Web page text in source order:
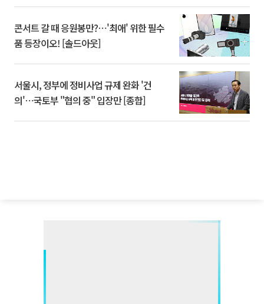
콘서트 갈 때 응원봉만?⋯'최애' 위한 필수
품 등장이오! [솔드아웃]
서울시, 정부에 정비사업 규제 완화 '건
의'⋯국토부 "협의 중" 입장만 [종합]